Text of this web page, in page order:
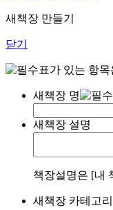
새책장 만들기
닫기
표가 있는 항
새책장 명
새책장 설명
책장설명은 [내
새책장 카테고리